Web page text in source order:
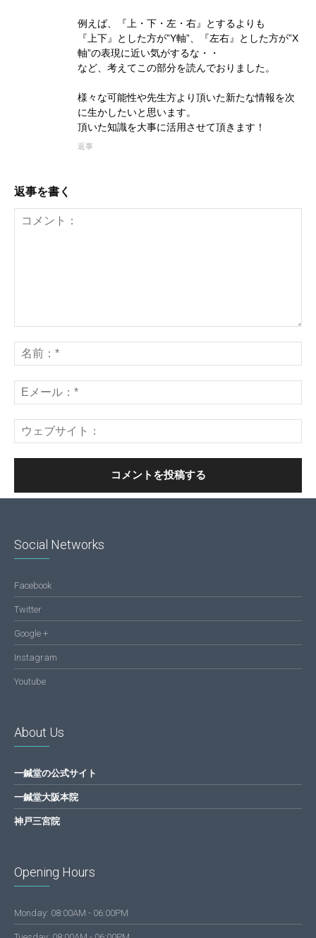
例えば、『上・下・左・右』とするよりも
『上下』とした方が”Y軸”、『左右』とした方が”X
軸”の表現に近い気がするな・・
など、考えてこの部分を読んでおりました。
様々な可能性や先生方より頂いた新たな情報を次
に生かしたいと思います。
頂いた知識を大事に活用させて頂きます！
返事
返事を書く
Social Networks
Facebook
Twitter
Google +
Instagram
Youtube
About Us
一鍼堂の公式サイト
一鍼堂大阪本院
神戸三宮院
Opening Hours
Monday: 08:00AM - 06:00PM